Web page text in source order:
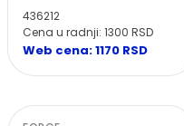
436212
Cena u radnji: 1300 RSD
Web cena: 1170 RSD